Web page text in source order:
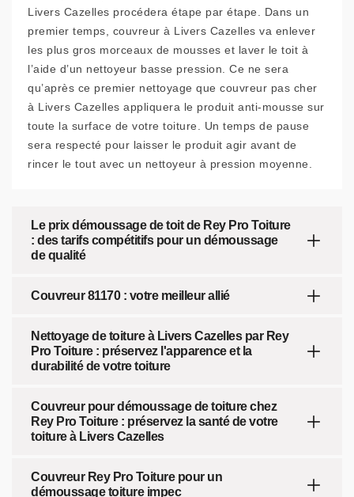
Livers Cazelles procédera étape par étape. Dans un
premier temps, couvreur à Livers Cazelles va enlever
les plus gros morceaux de mousses et laver le toit à
l’aide d’un nettoyeur basse pression. Ce ne sera
qu’après ce premier nettoyage que couvreur pas cher
à Livers Cazelles appliquera le produit anti-mousse sur
toute la surface de votre toiture. Un temps de pause
sera respecté pour laisser le produit agir avant de
rincer le tout avec un nettoyeur à pression moyenne.
Le prix démoussage de toit de Rey Pro Toiture
: des tarifs compétitifs pour un démoussage
de qualité
Couvreur 81170 : votre meilleur allié
Nettoyage de toiture à Livers Cazelles par Rey
Pro Toiture : préservez l'apparence et la
durabilité de votre toiture
Couvreur pour démoussage de toiture chez
Rey Pro Toiture : préservez la santé de votre
toiture à Livers Cazelles
Couvreur Rey Pro Toiture pour un
démoussage toiture impec